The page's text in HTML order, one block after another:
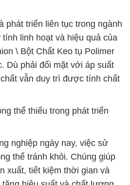
phát triển liên tục trong ngành
tính linh hoạt và hiệu quả của
\ Bột Chất Keo tụ Polimer
Dù phải đối mặt với áp suất
vẫn duy trì được tính chất
thể thiếu trong phát triển
nghiệp ngày nay, việc sử
thể tránh khỏi. Chúng giúp
xuất, tiết kiệm thời gian và